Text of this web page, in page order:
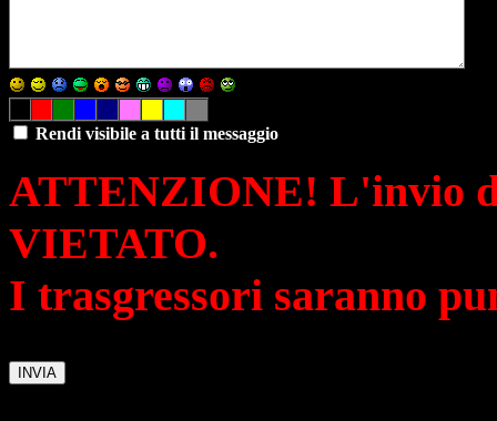
Rendi visibile a tutti il messaggio
ATTENZIONE! L'invio
VIETATO.
I trasgressori saranno